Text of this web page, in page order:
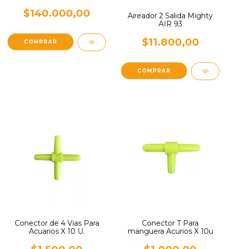
$140.000,00
Aireador 2 Salida Mighty
AIR 93
$11.800,00
Conector de 4 Vias Para
Acuarios X 10 U.
Conector T Para
manguera Acurios X 10u